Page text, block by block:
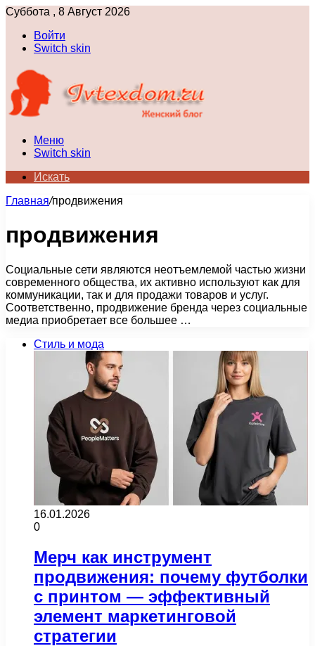
Суббота , 8 Август 2026
Войти
Switch skin
Меню
Switch skin
Искать
Главная/продвижения
продвижения
Социальные сети являются неотъемлемой частью жизни
современного общества, их активно используют как для
коммуникации, так и для продажи товаров и услуг.
Соответственно, продвижение бренда через социальные
медиа приобретает все большее …
Стиль и мода
16.01.2026
0
Мерч как инструмент
продвижения: почему футболки
с принтом — эффективный
элемент маркетинговой
стратегии